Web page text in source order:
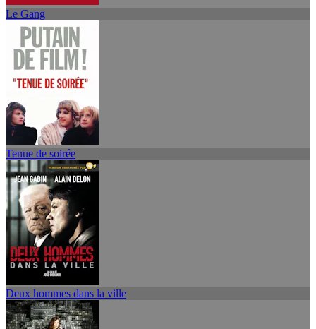
Le Gang
Tenue de soirée
Deux hommes dans la ville